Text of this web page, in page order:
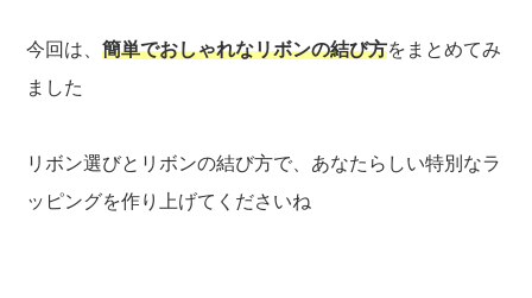
今回は、簡単でおしゃれなリボンの結び方をまとめてみ
ました
リボン選びとリボンの結び方で、あなたらしい特別なラ
ッピングを作り上げてくださいね